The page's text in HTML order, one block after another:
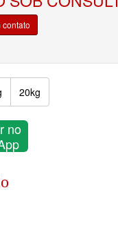
contato
20kg
no